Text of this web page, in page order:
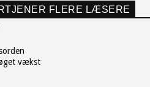
FLERE LÆSERE
vækst